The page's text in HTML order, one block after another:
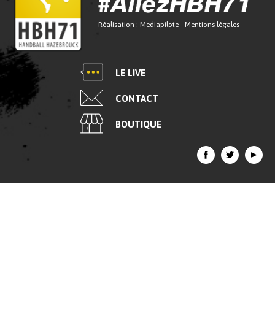
Réalisation : Mediapilote - Mentions légales
LE LIVE
CONTACT
BOUTIQUE